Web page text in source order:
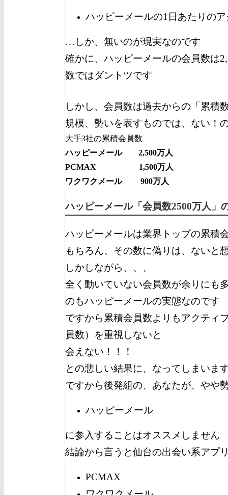
ハッピーメールの1日あたりの
…しか、無いのが現実なのです
確かに、ハッピーメールの会員数は
数ではダントツです
しかし、会員数は過去からの「累積
規模、勢いを表すものでは、ない！
大手3社の累積会員数
ハッピーメール 2,500万人
PCMAX 1,500万人
ワクワクメール 900万人
ハッピーメール「会員数2500万人」
ハッピーメールは業界トップの累積
もちろん、その数に偽りは、ないと
しかしながら、、、
全く動いていない会員数が余りにも
のもハッピーメールの実態なのです
ですから累積会員数よりもアクティ
員数）を重視しないと
会えない！！！
との悲しい結果に、なってしまいま
ですから後発組の、あなたが、やや
ハッピーメール
に参入することはオススメしません
結論から言うと仙台の出会い系アプ
PCMAX